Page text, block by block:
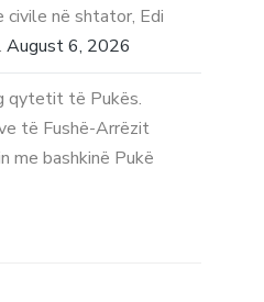
civile në shtator, Edi
August 6, 2026
qytetit të Pukës.
të Fushë-Arrëzit
me bashkinë Pukë